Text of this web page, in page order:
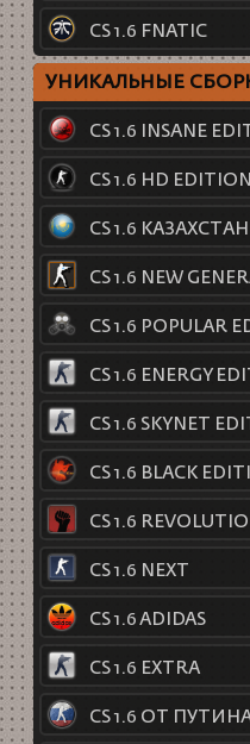
CS 1.6 FNATIC
УНИКАЛЬНЫЕ
CS 1.6 INSANE
CS 1.6 HD EDITION
CS 1.6
CS 1.6 NEW
CS 1.6 POPULAR
CS 1.6 ENERGY
CS 1.6 SKYNET
CS 1.6 BLACK
CS 1.6
CS 1.6 NEXT
CS 1.6 ADIDAS
CS 1.6 EXTRA
CS 1.6 ОТ